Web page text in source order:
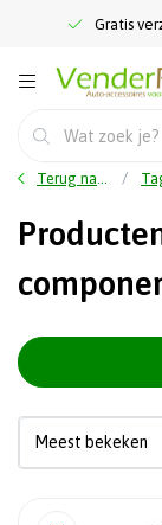
Gratis
Terug naar home